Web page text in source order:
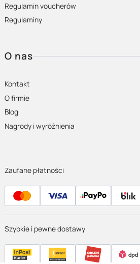
Regulamin voucherów
Regulaminy
O nas
Kontakt
O firmie
Blog
Nagrody i wyróżnienia
Zaufane płatności
Szybkie i pewne dostawy